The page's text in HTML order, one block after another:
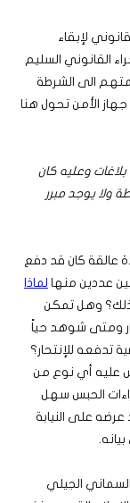
لإبقاء
القانوني السليم
الى الشرطة
الأمن تحول هنا
وعليه كان
ولا يوجد مبرر
عالقة كان قد دفع
عددين منها لماذا
ذلك؟ وهل تمكن
ومتى شوهد حياً
تدفعه للإنتحار؟
عليه أي نوع من
الحبس سهل
عرضه على النيابة
الجيلي